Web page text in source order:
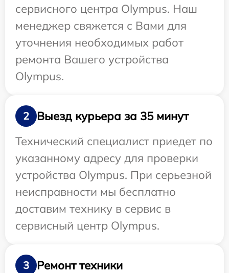
сервисного центра Olympus. Наш
менеджер свяжется с Вами для
уточнения необходимых работ
ремонта Вашего устройства
Olympus.
2
Выезд курьера за 35 минут
Технический специалист приедет по
указанному адресу для проверки
устройства Olympus. При серьезной
неисправности мы бесплатно
доставим технику в сервис в
сервисный центр Olympus.
3
Ремонт техники